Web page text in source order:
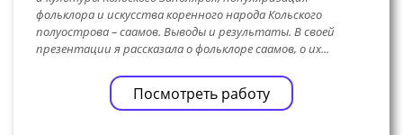
фольклора и искусства коренного народа Кольского
полуострова – саамов. Выводы и результаты. В своей
презентации я рассказала о фольклоре саамов, о их...
Посмотреть работу